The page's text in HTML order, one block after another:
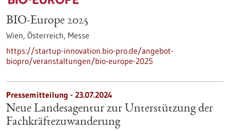
BIO-Europe 2025
Wien, Österreich, Messe
https://startup-innovation.bio-pro.de/angebot-
biopro/veranstaltungen/bio-europe-2025
Pressemitteilung - 23.07.2024
Neue Landesagentur zur Unterstützung der
Fachkräftezuwanderung